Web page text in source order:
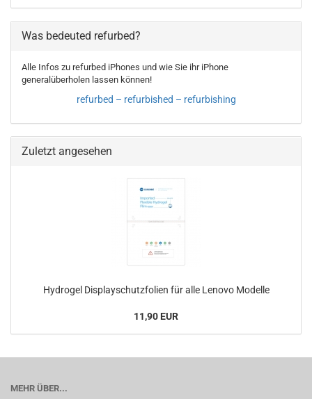
Was bedeuted refurbed?
Alle Infos zu refurbed iPhones und wie Sie ihr iPhone
generalüberholen lassen können!
refurbed – refurbished – refurbishing
Zuletzt angesehen
Hydrogel Displayschutzfolien für alle Lenovo Modelle
11,90 EUR
MEHR ÜBER...